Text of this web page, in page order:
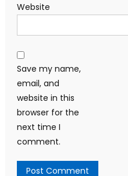
Website
Save my name,
email, and
website in this
browser for the
next time I
comment.